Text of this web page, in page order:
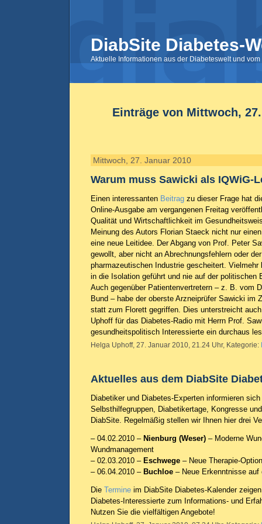
DiabSite Diabetes-
Aktuelle Informationen aus der Diabeteswelt und
Einträge von Mittwoch,
Mittwoch, 27. Januar 2010
Warum muss Sawicki als IQWiG-
Einen interessanten Beitrag zu dieser Frage hat
Online-Ausgabe am vergangenen Freitag
Qualität und Wirtschaftlichkeit im
Meinung des Autors Florian Staeck nicht nur
eine neue Leitidee. Der Abgang von Prof. Peter
gewollt, aber nicht an Abrechnungsfehlern oder
pharmazeutischen Industrie gescheitert.
in die Isolation geführt und nie auf der politischen
Auch gegenüber Patientenvertretern – z. B. vom
Bund – habe der oberste Arzneiprüfer Sawicki im
statt zum Florett gegriffen. Dies unterstreicht
Uphoff für das Diabetes-Radio mit Herrn Prof.
gesundheitspolitisch Interessierte ein durchaus
Helga Uphoff, 27. Januar 2010, 21.24 Uhr, Kategorie:
Aktuelles aus dem DiabSite
Diabetiker und Diabetes-Experten informieren
Selbsthilfegruppen, Diabetikertage, Kongresse
DiabSite. Regelmäßig stellen wir Ihnen hier drei
– 04.02.2010 – Nienburg (Weser) – Moderne
Wundmanagement
– 02.03.2010 – Eschwege – Neue Therapie-
– 06.04.2010 – Buchloe – Neue Erkenntnisse auf
Die Termine im DiabSite Diabetes-Kalender
Diabetes-Interessierte zum Informations- und
Nutzen Sie die vielfältigen Angebote!